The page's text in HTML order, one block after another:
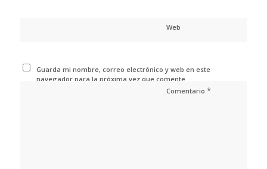
Web
Guarda mi nombre, correo electrónico y web en este
navegador para la próxima vez que comente.
Comentario *